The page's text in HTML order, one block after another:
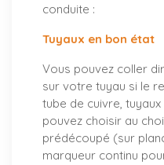
conduite :
Tuyaux en bon état
Vous pouvez coller
sur votre tuyau si le
tube de cuivre,
pouvez choisir au
prédécoupé (sur
marqueur continu